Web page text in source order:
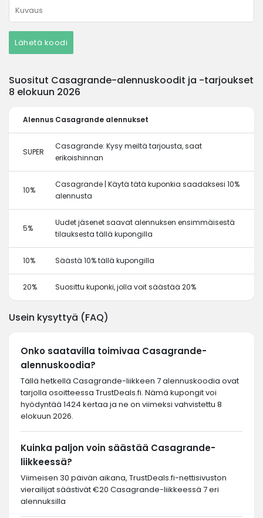
Lähetä koodi
Suositut Casagrande-alennuskoodit ja -tarjoukset
8 elokuun 2026
Alennus Casagrande alennukset
SUPER
Casagrande: Kysy meiltä tarjousta, saat
erikoishinnan
10%
Casagrande | Käytä tätä kuponkia saadaksesi 10%
alennusta
5%
Uudet jäsenet saavat alennuksen ensimmäisestä
tilauksesta tällä kupongilla
10% Säästä 10% tällä kupongilla
20% Suosittu kuponki, jolla voit säästää 20%
Usein kysyttyä (FAQ)
Onko saatavilla toimivaa Casagrande-
alennuskoodia?
Tällä hetkellä Casagrande-liikkeen 7 alennuskoodia ovat
tarjolla osoitteessa TrustDeals.fi. Nämä kupongit voi
hyödyntää 1424 kertaa ja ne on viimeksi vahvistettu 8
elokuun 2026.
Kuinka paljon voin säästää Casagrande-
liikkeessä?
Viimeisen 30 päivän aikana, TrustDeals.fi-nettisivuston
vierailijat säästivät €20 Casagrande-liikkeessä 7 eri
alennuksilla